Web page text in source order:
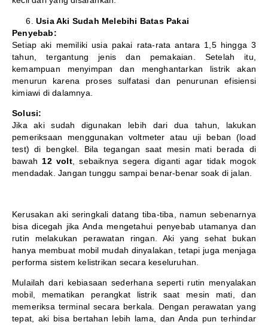
Usia Aki Sudah Melebihi Batas Pakai
Penyebab:
Setiap aki memiliki usia pakai rata-rata antara 1,5 hingga 3
tahun, tergantung jenis dan pemakaian. Setelah itu,
kemampuan menyimpan dan menghantarkan listrik akan
menurun karena proses sulfatasi dan penurunan efisiensi
kimiawi di dalamnya.
Solusi:
Jika aki sudah digunakan lebih dari dua tahun, lakukan
pemeriksaan menggunakan voltmeter atau uji beban (load
test) di bengkel. Bila tegangan saat mesin mati berada di
bawah 12 volt, sebaiknya segera diganti agar tidak mogok
mendadak. Jangan tunggu sampai benar-benar soak di jalan.
Kerusakan aki seringkali datang tiba-tiba, namun sebenarnya
bisa dicegah jika Anda mengetahui penyebab utamanya dan
rutin melakukan perawatan ringan. Aki yang sehat bukan
hanya membuat mobil mudah dinyalakan, tetapi juga menjaga
performa sistem kelistrikan secara keseluruhan.
Mulailah dari kebiasaan sederhana seperti rutin menyalakan
mobil, mematikan perangkat listrik saat mesin mati, dan
memeriksa terminal secara berkala. Dengan perawatan yang
tepat, aki bisa bertahan lebih lama, dan Anda pun terhindar